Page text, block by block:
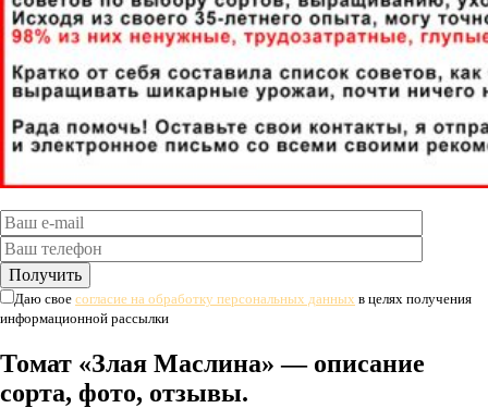
Даю свое согласие на обработку персональных данных в целях получения
информационной рассылки
Томат «Злая Маслина» — описание
сорта, фото, отзывы.